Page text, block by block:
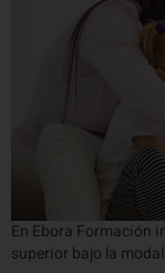
En Ebora Formación
superior bajo la